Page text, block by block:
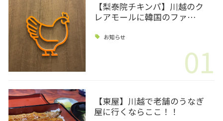
【梨泰院チキンパ】川越のク
レアモールに韓国のファ…
お知らせ
01
【東屋】川越で老舗のうなぎ
屋に行くならここ！！